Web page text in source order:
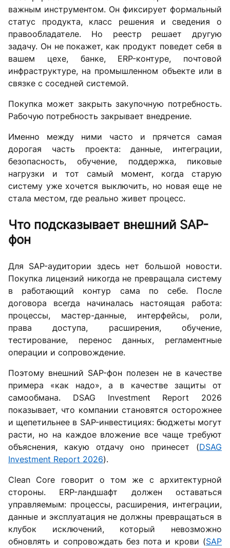
важным инструментом. Он фиксирует формальный
статус продукта, класс решения и сведения о
правообладателе. Но реестр решает другую
задачу. Он не покажет, как продукт поведет себя в
вашем цехе, банке, ERP-контуре, почтовой
инфраструктуре, на промышленном объекте или в
связке с соседней системой.
Покупка может закрыть закупочную потребность.
Рабочую потребность закрывает внедрение.
Именно между ними часто и прячется самая
дорогая часть проекта: данные, интеграции,
безопасность, обучение, поддержка, пиковые
нагрузки и тот самый момент, когда старую
систему уже хочется выключить, но новая еще не
стала местом, где реально живет процесс.
Что подсказывает внешний SAP-
фон
Для SAP-аудитории здесь нет большой новости.
Покупка лицензий никогда не превращала систему
в работающий контур сама по себе. После
договора всегда начиналась настоящая работа:
процессы, мастер-данные, интерфейсы, роли,
права доступа, расширения, обучение,
тестирование, перенос данных, регламентные
операции и сопровождение.
Поэтому внешний SAP-фон полезен не в качестве
примера «как надо», а в качестве защиты от
самообмана. DSAG Investment Report 2026
показывает, что компании становятся осторожнее
и щепетильнее в SAP-инвестициях: бюджеты могут
расти, но на каждое вложение все чаще требуют
объяснения, какую отдачу оно принесет (DSAG
Investment Report 2026).
Clean Core говорит о том же с архитектурной
стороны. ERP-ландшафт должен оставаться
управляемым: процессы, расширения, интеграции,
данные и эксплуатация не должны превращаться в
клубок исключений, который невозможно
обновлять и сопровождать без пота и крови (SAP